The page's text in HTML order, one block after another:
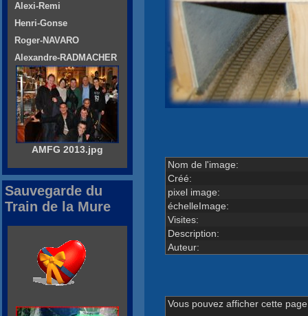
Nom de l'image:
Créé:
pixel image:
échelleImage:
Visites:
Description:
Auteur:
Vous pouvez afficher cette
Alexi-Remi
Henri-Gonse
Roger-NAVARO
Alexandre-RADMACHER
AMFG 2013.jpg
Sauvegarde du
Train de la Mure